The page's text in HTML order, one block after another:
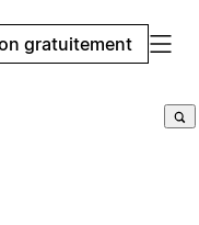
gratuitement